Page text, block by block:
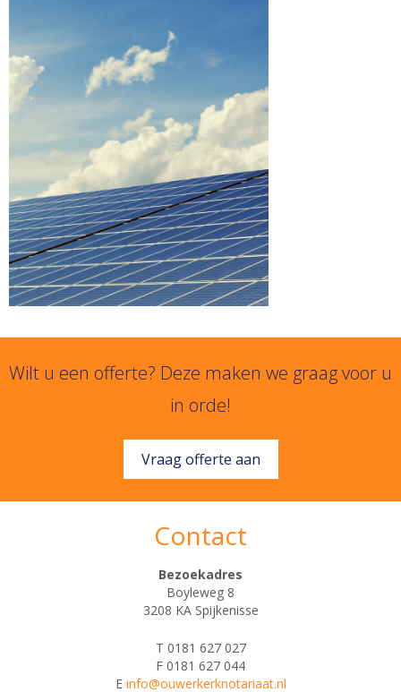
Wilt u een offerte? Deze maken we graag voor u
in orde!
Vraag offerte aan
Contact
Bezoekadres
Boyleweg 8
3208 KA Spijkenisse
T 0181 627 027
F 0181 627 044
E info@ouwerkerknotariaat.nl